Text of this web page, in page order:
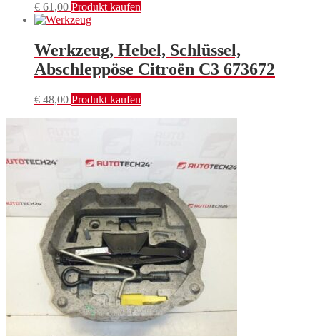
€ 61,00 Produkt kaufen
Werkzeug, Hebel, Schlüssel,
Abschleppöse Citroën C3 673672
€ 48,00 Produkt kaufen